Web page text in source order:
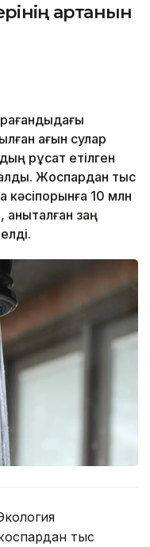
артқанын
ағын сулар
рұқсат етілген
Жоспардан тыс
10 млн
заң
тыс